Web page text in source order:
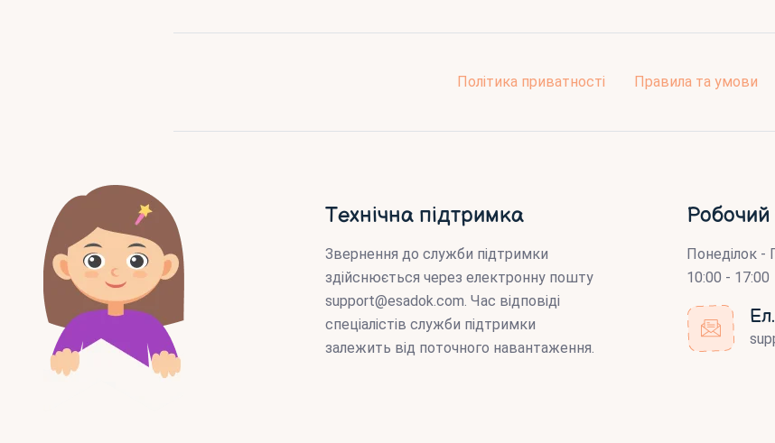
Політика приватності Правила та умови
Технічна підтримка
Звернення до служби підтримки
здійснюється через електронну пошту
support@esadok.com. Час відповіді
спеціалістів служби підтримки
залежить від поточного навантаження.
Робочий
Понеділок -
10:00 - 17:00